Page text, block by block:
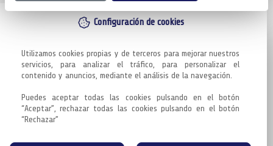
Configuración de cookies
Utilizamos cookies propias y de terceros para mejorar nuestros
servicios, para analizar el tráfico, para personalizar el
contenido y anuncios, mediante el análisis de la navegación.
Puedes aceptar todas las cookies pulsando en el botón
“Aceptar”, rechazar todas las cookies pulsando en el botón
“Rechazar”